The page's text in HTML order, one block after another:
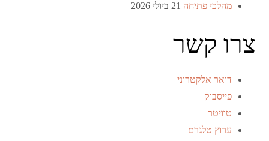
מהלכי פתיחה 21 ביולי 2026
צרו קשר
דואר אלקטרוני
פייסבוק
טוויטר
ערוץ טלגרם